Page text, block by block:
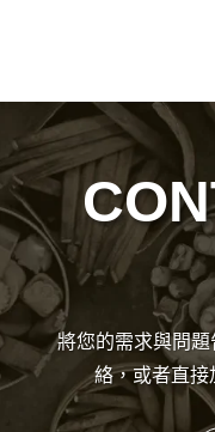
將您的需求與問
絡，或者直